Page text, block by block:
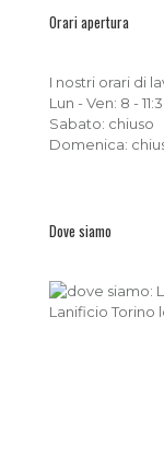
Orari apertura
I nostri orari di
Lun - Ven: 8 -
Sabato: chiuso
Domenica:
Dove siamo
Lanificio Torino